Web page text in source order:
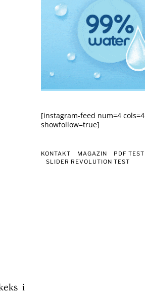
i
[instagram-feed num=4 cols=4
showfollow=true]
KONTAKT MAGAZIN PDF TEST
SLIDER REVOLUTION TEST